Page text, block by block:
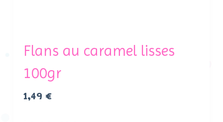
Flans au caramel lisses
100gr
1,49 €